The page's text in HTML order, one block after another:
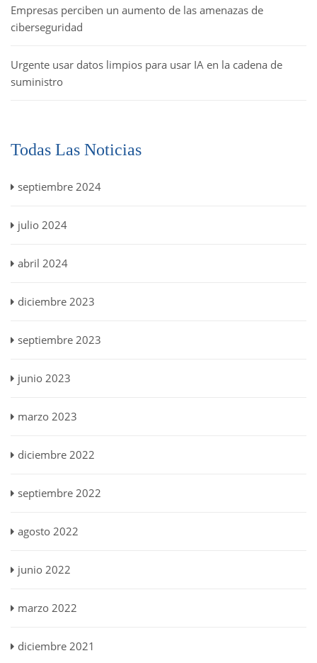
Empresas perciben un aumento de las amenazas de
ciberseguridad
Urgente usar datos limpios para usar IA en la cadena de
suministro
Todas Las Noticias
septiembre 2024
julio 2024
abril 2024
diciembre 2023
septiembre 2023
junio 2023
marzo 2023
diciembre 2022
septiembre 2022
agosto 2022
junio 2022
marzo 2022
diciembre 2021